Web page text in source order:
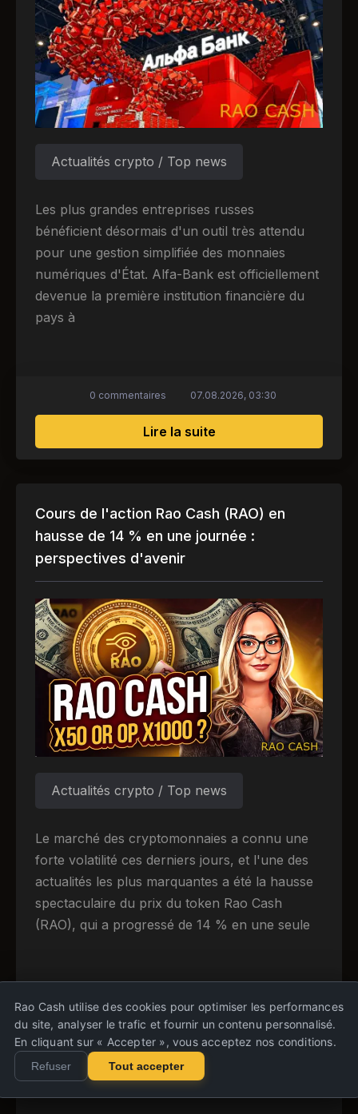
Actualités crypto / Top news
Les plus grandes entreprises russes
bénéficient désormais d'un outil très attendu
pour une gestion simplifiée des monnaies
numériques d'État. Alfa-Bank est officiellement
devenue la première institution financière du
pays à
Lire la suitesur Alfa-Bank lance
0 commentaires 07.08.2026, 03:30
Cours de l'action Rao Cash (RAO) en
hausse de 14 % en une journée :
perspectives d'avenir
Actualités crypto / Top news
Le marché des cryptomonnaies a connu une
forte volatilité ces derniers jours, et l'une des
actualités les plus marquantes a été la hausse
spectaculaire du prix du token Rao Cash
(RAO), qui a progressé de 14 % en une seule
Lire la suitesur Cours de l'action
0 commentaires 07.08.2026, 03:29
Rao Cash utilise des cookies pour optimiser les performances
du site, analyser le trafic et fournir un contenu personnalisé.
En cliquant sur « Accepter », vous acceptez nos conditions.
Refuser Tout accepter